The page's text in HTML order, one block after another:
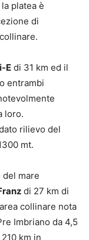
platea è
di
E di 31 km ed il
entrambi
loro.
rilievo del
mt.
del mare
di 27 km di
collinare nota
Imbriano da 4,5
km in